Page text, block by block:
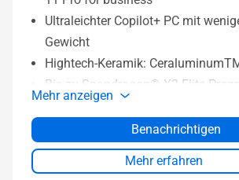
Ultraleichter Copilot+ PC mit
Gewicht
Hightech-Keramik:
Bis zu Snapdragon® X2 Elite
33+ Stunden Akkulaufzeit
Bis zu 32 GB LPDDR5x RAM
Bis zu 1 TB PCIe® Gen 4 SSD
Bis zu 16:10 FHD OLED-Display
Mehr anzeigen
Benachrichtigen
Mehr erfahren